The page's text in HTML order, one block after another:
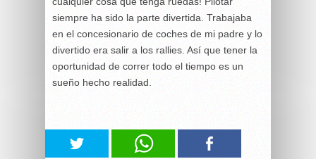
siempre ha sido la parte divertida. Trabajaba
en el concesionario de coches de mi padre y lo
divertido era salir a los rallies. Así que tener la
oportunidad de correr todo el tiempo es un
sueño hecho realidad.